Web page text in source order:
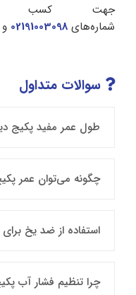
جهت کسب
شماره‌های 02191003098 و
سوالات متداول
طول عمر مفید پکیج
چگونه می‌توان عمر
استفاده از ضد یخ
چرا تنظیم فشار آب